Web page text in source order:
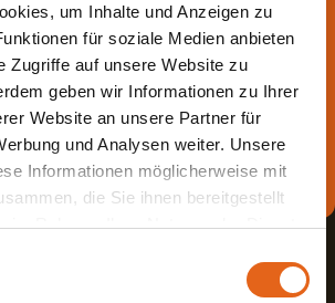
um Inhalte und Anzeigen zu
für soziale Medien anbieten
Zugriffe auf unsere Website zu
geben wir Informationen zu Ihrer
Website an unsere Partner für
und Analysen weiter. Unsere
Informationen möglicherweise mit
die Sie ihnen bereitgestellt
im Rahmen Ihrer Nutzung der Dienste
ist die persönliche - von einem Haas
Nähe!